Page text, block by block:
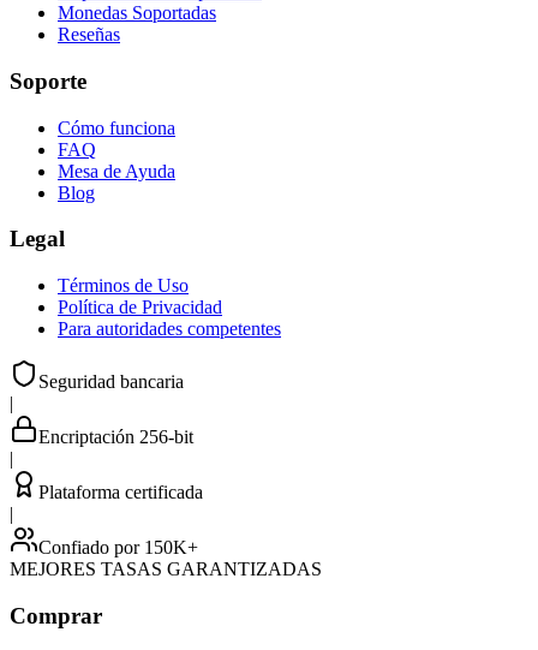
Monedas Soportadas
Reseñas
Soporte
Cómo funciona
FAQ
Mesa de Ayuda
Blog
Legal
Términos de Uso
Política de Privacidad
Para autoridades competentes
Seguridad bancaria
|
Encriptación 256-bit
|
Plataforma certificada
|
Confiado por 150K+
MEJORES TASAS GARANTIZADAS
Comprar